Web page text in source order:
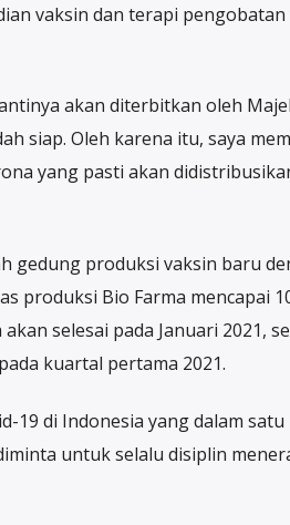
vaksin dan terapi
akan diterbitkan oleh
siap. Oleh karena itu, saya
yang pasti akan
gedung produksi vaksin baru
produksi Bio Farma mencapai
selesai pada Januari 2021,
kuartal pertama 2021.
19 di Indonesia yang dalam
untuk selalu disiplin